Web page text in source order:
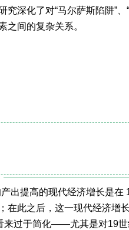
深化了对“马尔萨斯陷阱”、
之间的复杂关系。
出提高的现代经济增长是在
在此之后，这一现代经济增
来过于简化——尤其是对19